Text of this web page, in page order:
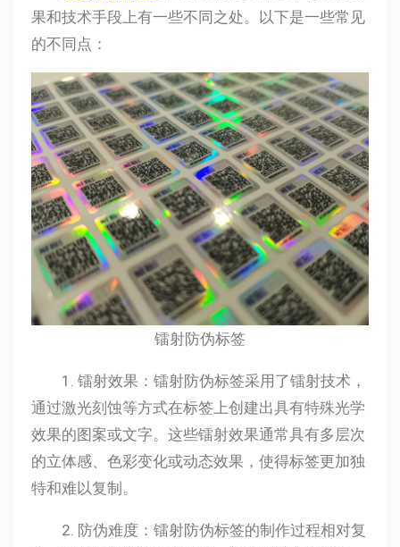
果和技术手段上有一些不同之处。以下是一些常见
的不同点：
镭射防伪标签
1. 镭射效果：镭射防伪标签采用了镭射技术，
通过激光刻蚀等方式在标签上创建出具有特殊光学
效果的图案或文字。这些镭射效果通常具有多层次
的立体感、色彩变化或动态效果，使得标签更加独
特和难以复制。
2. 防伪难度：镭射防伪标签的制作过程相对复